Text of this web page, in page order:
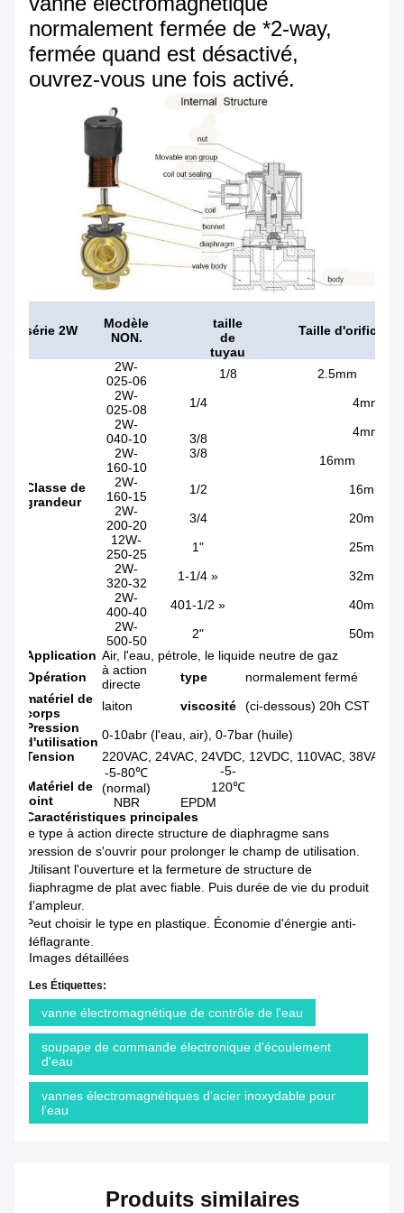
normalement fermée de *2-way,
fermée quand est désactivé,
ouvrez-vous une fois activé.
série 2W
Modèle
NON.
taille
de
tuyau
Taille d'orifice
Classe de
grandeur
2W-
025-06
1/8
2.5mm
2W-
025-08
1/4
4mm
2W-
040-10
3/8
3/8
4mm
2W-
160-10
16mm
2W-
160-15
1/2
16mm
2W-
200-20
3/4
20mm
12W-
250-25
1"
25mm
2W-
320-32
1-1/4 »
32mm
2W-
400-40
401-1/2 »
40mm
2W-
500-50
2"
50mm
Application Air, l'eau, pétrole, le liquide neutre de gaz
Opération
à action
directe
type
normalement fermé
matériel de
corps
laiton viscosité
(ci-dessous) 20h CST
Pression
d'utilisation 0-10abr (l'eau, air), 0-7bar (huile)
Tension
220VAC, 24VAC, 24VDC, 12VDC, 110VAC, 38VAC
Matériel de
joint
-5-80℃
(normal)
-5-
120℃
NBR
EPDM
Caractéristiques principales
le type à action directe structure de diaphragme sans
pression de s'ouvrir pour prolonger le champ de utilisation.
Utilisant l'ouverture et la fermeture de structure de
diaphragme de plat avec fiable. Puis durée de vie du produit
d'ampleur.
Peut choisir le type en plastique. Économie d'énergie anti-
déflagrante.
Images détaillées
Les Étiquettes:
vanne électromagnétique de contrôle de l'eau
soupape de commande électronique d'écoulement
d'eau
vannes électromagnétiques d'acier inoxydable pour
l'eau
Produits similaires